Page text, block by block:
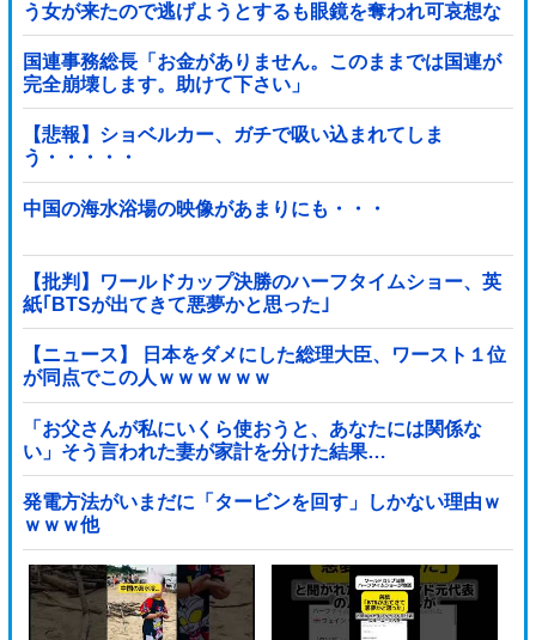
う女が来たので逃げようとするも眼鏡を奪われ可哀想な
ことになっているところを激写されてしまう…
国連事務総長「お金がありません。このままでは国連が
完全崩壊します。助けて下さい」
【悲報】ショベルカー、ガチで吸い込まれてしま
う・・・・・
中国の海水浴場の映像があまりにも・・・
【批判】ワールドカップ決勝のハーフタイムショー、英
紙｢BTSが出てきて悪夢かと思った｣
【ニュース】 日本をダメにした総理大臣、ワースト１位
が同点でこの人ｗｗｗｗｗｗ
「お父さんが私にいくら使おうと、あなたには関係な
い」そう言われた妻が家計を分けた結果…
発電方法がいまだに「タービンを回す」しかない理由ｗ
ｗｗｗ他